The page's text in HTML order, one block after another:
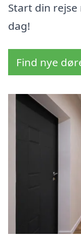
Start din
dag!
Find nye